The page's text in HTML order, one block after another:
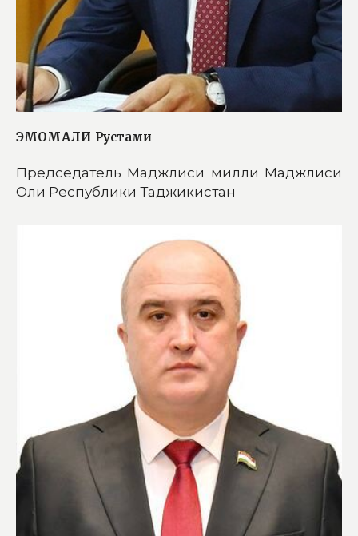
ЭМОМАЛИ Рустами
Председатель Маджлиси милли Маджлиси
Оли Республики Таджикистан